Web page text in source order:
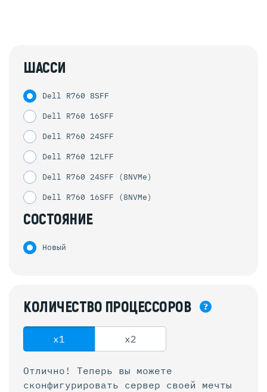
ШАССИ
Dell R760 8SFF
Dell R760 16SFF
Dell R760 24SFF
Dell R760 12LFF
Dell R760 24SFF (8NVMe)
Dell R760 16SFF (8NVMe)
СОСТОЯНИЕ
Новый
КОЛИЧЕСТВО ПРОЦЕССОРОВ ?
x1 x2
Отлично! Теперь вы можете
сконфигурировать сервер своей мечты